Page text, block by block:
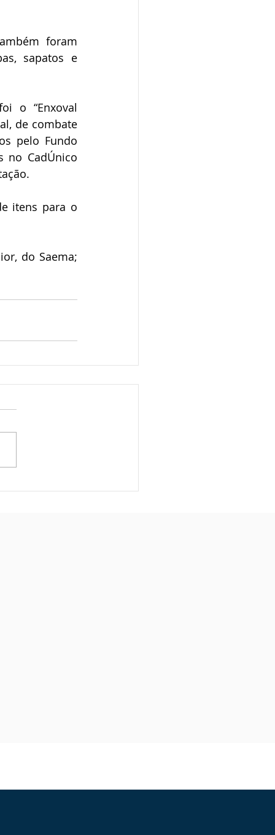
foram
sapatos e
o “Enxoval
de combate
pelo Fundo
no CadÚnico
itens para o
do Saema;